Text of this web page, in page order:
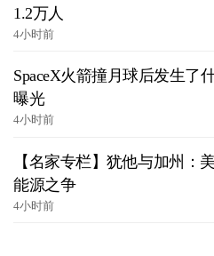
1.2万人
4小时前
SpaceX火箭撞月球后发生了
曝光
4小时前
【名家专栏】犹他与加州：
能源之争
4小时前